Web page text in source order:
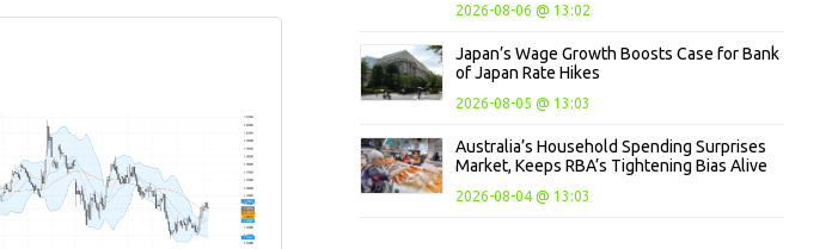
2026-08-06 @ 13:02
Japan’s Wage Growth Boosts Case for Bank
of Japan Rate Hikes
2026-08-05 @ 13:03
Australia’s Household Spending Surprises
Market, Keeps RBA’s Tightening Bias Alive
2026-08-04 @ 13:03